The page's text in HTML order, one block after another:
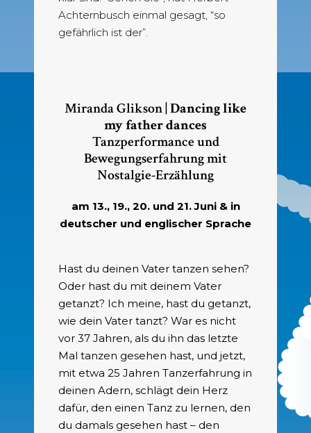
Achternbusch einmal gesagt, “so
gefährlich ist der”.
Miranda Glikson | Dancing like
my father dances
Tanzperformance und
Bewegungserfahrung mit
Nostalgie-Erzählung
am 13., 19., 20. und 21. Juni & in
deutscher und englischer Sprache
Hast du deinen Vater tanzen sehen?
Oder hast du mit deinem Vater
getanzt? Ich meine, hast du getanzt,
wie dein Vater tanzt? War es nicht
vor 37 Jahren, als du ihn das letzte
Mal tanzen gesehen hast, und jetzt,
mit etwa 25 Jahren Tanzerfahrung in
deinen Adern, schlägt dein Herz
dafür, den einen Tanz zu lernen, den
du damals gesehen hast – den